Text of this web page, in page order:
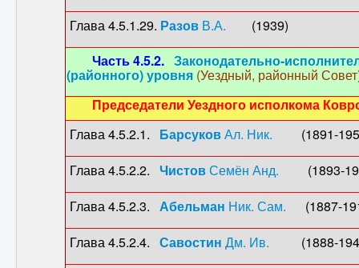
Глава 4.5.1.29. Разов В.А. (1939) 1-й
Часть 4.5.2. Законодательно-
(районного) уровня (Уездный, районный
Председатели Уездного исполкома
Глава 4.5.2.1. БарсуковАл. Ник. (1891-
Глава 4.5.2.2. ЧистовСемён Анд. (1893-
Глава 4.5.2.3. Абельман Ник. Сам. (1887-
Глава 4.5.2.4. Савостин Дм. Ив. (1888-